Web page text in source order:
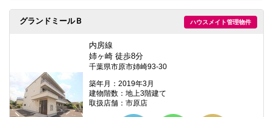
ハウスメイト管理物件
グランドミールＢ
内房線
姉ヶ崎 徒歩8分
千葉県市原市姉崎93-30
築年月：2019年3月
建物階数：地上3階建て
取扱店舗：市原店